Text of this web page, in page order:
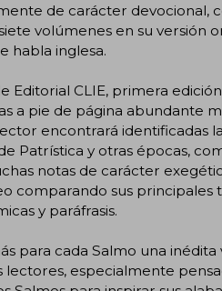
de carácter devocional,
volúmenes en su versión
habla inglesa.
Editorial CLIE, primera
a pie de página abundante
encontrará identificadas
Patrística y otras épocas,
notas de carácter
comparando sus principales
y paráfrasis.
para cada Salmo una
lectores, especialmente